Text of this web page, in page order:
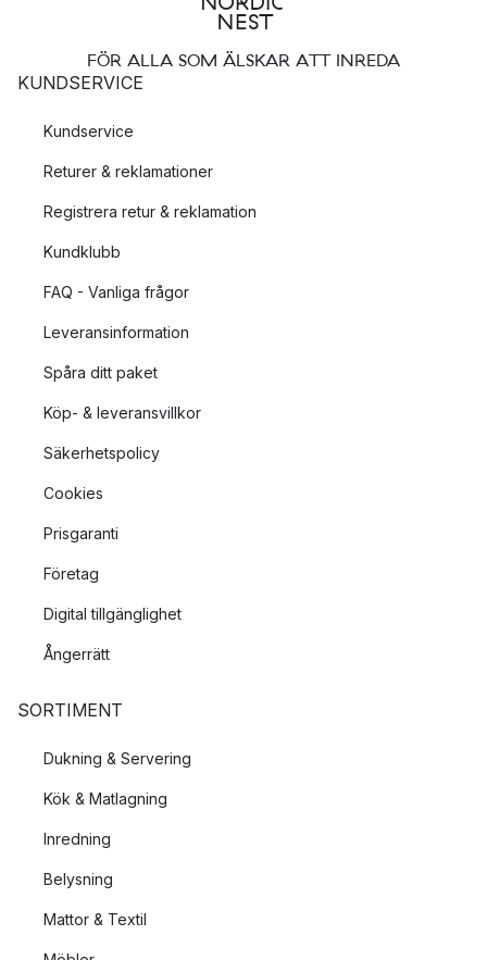
FÖR ALLA SOM ÄLSKAR ATT INREDA
KUNDSERVICE
Kundservice
Returer & reklamationer
Registrera retur & reklamation
Kundklubb
FAQ - Vanliga frågor
Leveransinformation
Spåra ditt paket
Köp- & leveransvillkor
Säkerhetspolicy
Cookies
Prisgaranti
Företag
Digital tillgänglighet
Ångerrätt
SORTIMENT
Dukning & Servering
Kök & Matlagning
Inredning
Belysning
Mattor & Textil